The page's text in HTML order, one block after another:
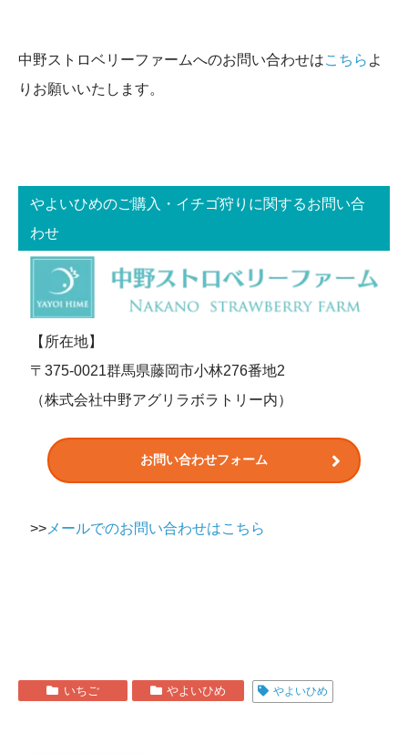
中野ストロベリーファームへのお問い合わせはこちら よ
りお願いいたします。
やよいひめのご購入・イチゴ狩りに関するお問い合
わせ
【所在地】
〒375-0021群馬県藤岡市小林276番地2
（株式会社中野アグリラボラトリー内）
お問い合わせフォーム
>>メールでのお問い合わせはこちら
いちご やよいひめ やよいひめ